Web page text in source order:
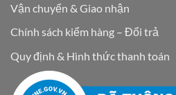
Vận chuyển & Giao nhận
Chính sách kiểm hàng – Đổi trả
Quy định & Hình thức thanh toán